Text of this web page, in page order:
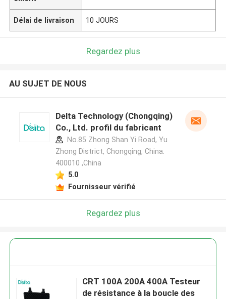
Délai de livraison 10 JOURS
Regardez plus
AU SUJET DE NOUS
Delta Technology (Chongqing)
Co., Ltd. profil du fabricant
No.85 Zhong Shan Yi Road, Yu
Zhong District, Chongqing, China.
400010 ,China
5.0
Fournisseur vérifié
Regardez plus
CRT 100A 200A 400A Testeur
de résistance à la boucle des